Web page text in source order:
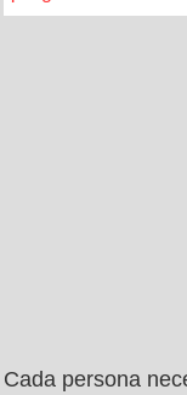
Cada persona